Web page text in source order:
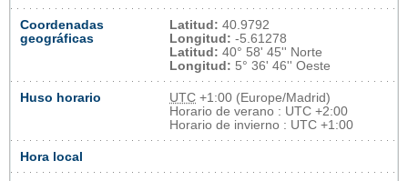
Coordenadas
geográficas
Latitud: 40.9792
Longitud: -5.61278
Latitud: 40° 58' 45'' Norte
Longitud: 5° 36' 46'' Oeste
Huso horario UTC +1:00 (Europe/Madrid)
Horario de verano : UTC +2:00
Horario de invierno : UTC +1:00
Hora local